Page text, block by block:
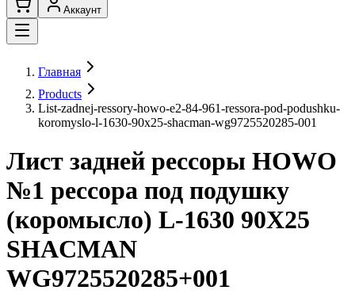
Аккаунт
Главная
Products
List-zadnej-ressory-howo-e2-84-961-ressora-pod-podushku-
koromyslo-l-1630-90x25-shacman-wg9725520285-001
Лист задней рессоры HOWO
№1 рессора под подушку
(коромысло) L-1630 90X25
SHACMAN
WG9725520285+001